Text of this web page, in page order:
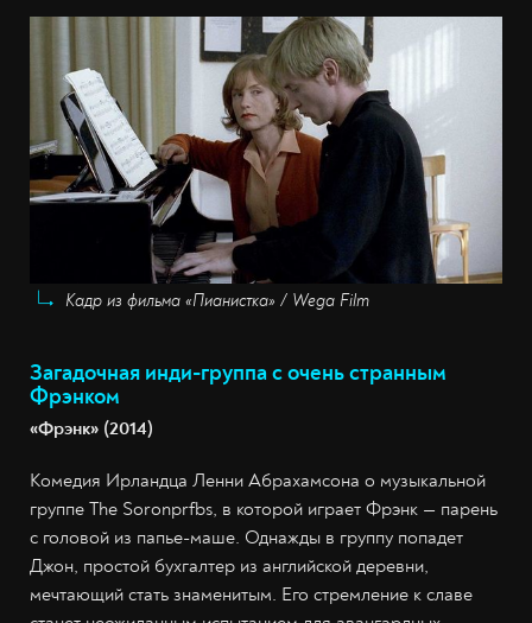
Кадр из фильма «Пианистка» / Wega Film
Загадочная инди-группа с очень странным
Фрэнком
«Фрэнк» (2014)
Комедия Ирландца Ленни Абрахамсона о музыкальной
группе The Soronprfbs, в которой играет Фрэнк — парень
с головой из папье-маше. Однажды в группу попадет
Джон, простой бухгалтер из английской деревни,
мечтающий стать знаменитым. Его стремление к славе